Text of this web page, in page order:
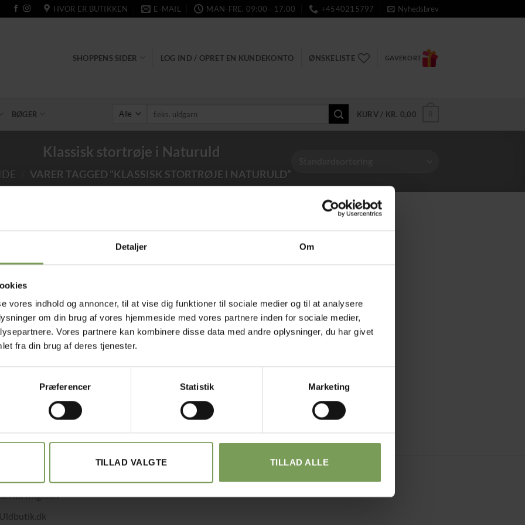
Detaljer Om
vores indhold og annoncer, til at vise dig funktioner til sociale medier og til at analysere
om din brug af vores hjemmeside med vores partnere inden for sociale medier,
Vores partnere kan kombinere disse data med andre oplysninger, du har givet
fra din brug af deres tjenester.
Præferencer Statistik Marketing
TILLAD VALGTE TILLAD ALLE
HVOR ER BUTIKKEN E-MAIL MAN-FRE. 09:00 - 17.00 +4540215797 Nyhedsbrev
SHOPPENS SIDER LOG IND / OPRET EN KUNDEKONTO ØNSKELISTE GAVEKORT
BØGER
Søg
KURV / KR. 0,00
Klassisk stortrøje i Naturuld
VARER TAGGED “KLASSISK STORTRØJE I NATURULD”
med småt…